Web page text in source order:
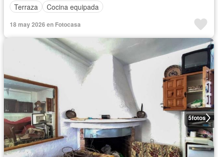
Terraza
Cocina equipada
18 may 2026 en Fotocasa
5fotos